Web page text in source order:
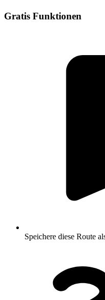
Gratis Funktionen
Speichere diese Route